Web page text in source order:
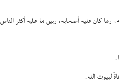
كان عليه أصحابه، وبين ما عليه أكثر الناس
لبيوت الله.